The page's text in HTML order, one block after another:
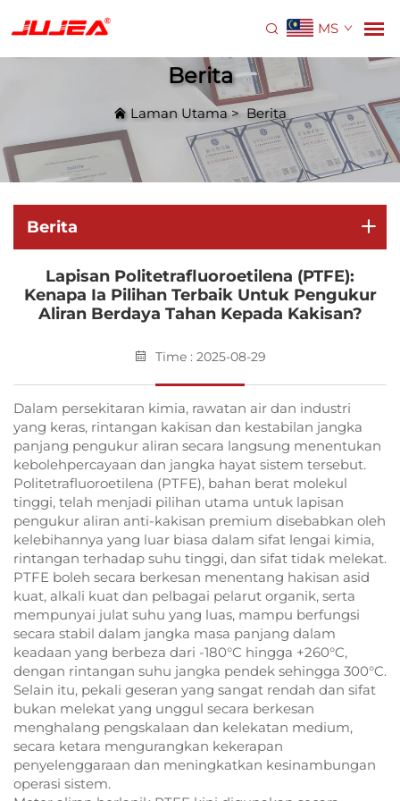
MS
Berita
Laman Utama> Berita
Berita
Lapisan Politetrafluoroetilena (PTFE):
Kenapa Ia Pilihan Terbaik Untuk Pengukur
Aliran Berdaya Tahan Kepada Kakisan?
Time : 2025-08-29
Dalam persekitaran kimia, rawatan air dan industri
yang keras, rintangan kakisan dan kestabilan jangka
panjang pengukur aliran secara langsung menentukan
kebolehpercayaan dan jangka hayat sistem tersebut.
Politetrafluoroetilena (PTFE), bahan berat molekul
tinggi, telah menjadi pilihan utama untuk lapisan
pengukur aliran anti-kakisan premium disebabkan oleh
kelebihannya yang luar biasa dalam sifat lengai kimia,
rintangan terhadap suhu tinggi, dan sifat tidak melekat.
PTFE boleh secara berkesan menentang hakisan asid
kuat, alkali kuat dan pelbagai pelarut organik, serta
mempunyai julat suhu yang luas, mampu berfungsi
secara stabil dalam jangka masa panjang dalam
keadaan yang berbeza dari -180°C hingga +260°C,
dengan rintangan suhu jangka pendek sehingga 300°C.
Selain itu, pekali geseran yang sangat rendah dan sifat
bukan melekat yang unggul secara berkesan
menghalang pengskalaan dan kelekatan medium,
secara ketara mengurangkan kekerapan
penyelenggaraan dan meningkatkan kesinambungan
operasi sistem.